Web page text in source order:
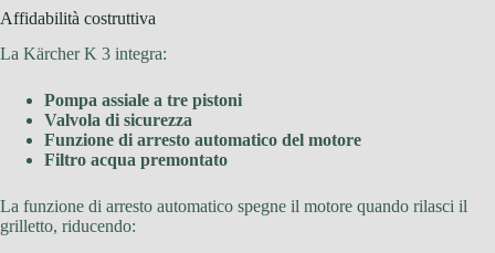
Affidabilità costruttiva
La Kärcher K 3 integra:
Pompa assiale a tre pistoni
Valvola di sicurezza
Funzione di arresto automatico del motore
Filtro acqua premontato
La funzione di arresto automatico spegne il motore quando rilasci il
grilletto, riducendo: